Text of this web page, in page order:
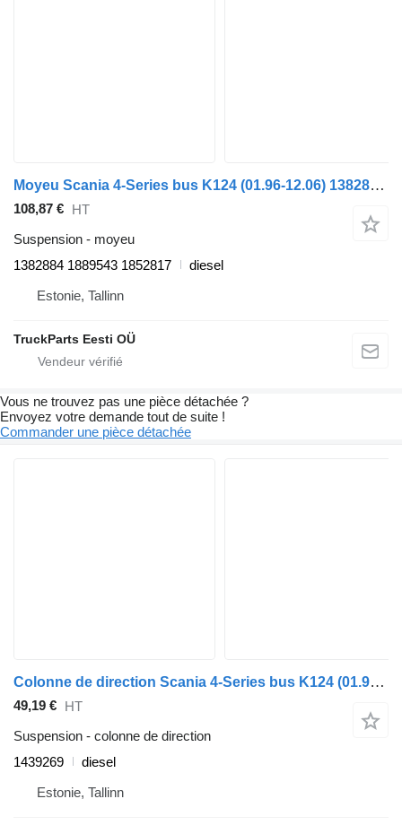
Moyeu Scania 4-Series bus K124 (01.96-12.06) 1382884 pour Scania 4-series bus (1995-2006)
108,87 € HT
Suspension - moyeu
1382884 1889543 1852817
diesel
Estonie, Tallinn
TruckParts Eesti OÜ
Vous ne trouvez pas une pièce détachée ?
Envoyez votre demande tout de suite !
Commander une pièce détachée
Colonne de direction Scania 4-Series bus K124 (01.96-12.06) 1439269 pour Scania 4-series bus (1995-2006)
49,19 € HT
Suspension - colonne de direction
1439269
diesel
Estonie, Tallinn